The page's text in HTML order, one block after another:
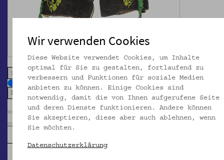
zoom in
Volkskundemuseum Wien / Foto: Christa Knott
CC BY-NC-SA
Wir verwenden Cookies
Diese Website verwendet Cookies, um Inhalte
optimal für Sie zu gestalten, fortlaufend zu
verbessern und Funktionen für soziale Medien
anbieten zu können. Einige Cookies sind
notwendig, damit die von Ihnen aufgerufene Seite
und deren Dienste funktionieren. Andere können
Sie akzeptieren, diese aber auch ablehnen, wenn
Sie möchten.
Datenschutzerklärung